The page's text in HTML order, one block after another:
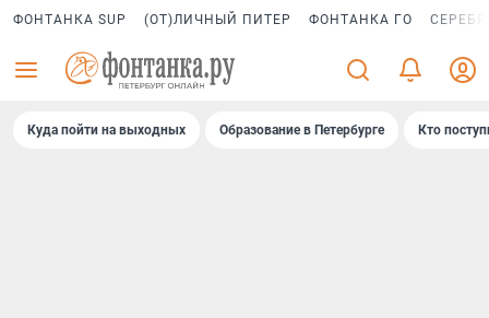
ФОНТАНКА SUP (ОТ)ЛИЧНЫЙ ПИТЕР ФОНТАНКА ГО
Куда пойти на выходных Образование в Петербурге Кто